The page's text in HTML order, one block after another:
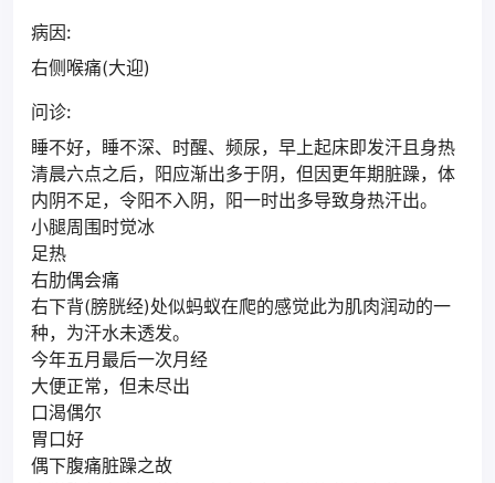
病因:
右侧喉痛(大迎)
问诊:
睡不好，睡不深、时醒、频尿，早上起床即发汗且身热
清晨六点之后，阳应渐出多于阴，但因更年期脏躁，体
内阴不足，令阳不入阴，阳一时出多导致身热汗出。
小腿周围时觉冰
足热
右肋偶会痛
右下背(膀胱经)处似蚂蚁在爬的感觉此为肌肉润动的一
种，为汗水未透发。
今年五月最后一次月经
大便正常，但未尽出
口渴偶尔
胃口好
偶下腹痛脏躁之故